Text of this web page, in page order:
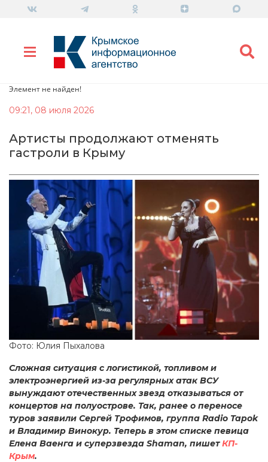
Элемент не найден!
09:21, 08 июля 2026
Артисты продолжают отменять
гастроли в Крыму
Фото: Юлия Пыхалова
Сложная ситуация с логистикой, топливом и
электроэнергией из-за регулярных атак ВСУ
вынуждают отечественных звезд отказываться от
концертов на полуострове. Так, ранее о переносе
туров заявили Сергей Трофимов, группа Radio Tapok
и Владимир Винокур. Теперь в этом списке певица
Елена Ваенга и суперзвезда Shaman, пишетКП-
Крым.